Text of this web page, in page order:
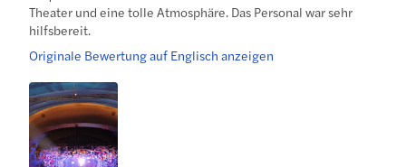
Theater und eine tolle Atmosphäre. Das Personal war sehr
hilfsbereit.
Originale Bewertung auf Englisch anzeigen